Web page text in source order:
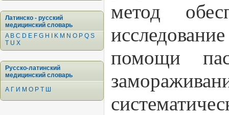
Латинско - русский
медицинский словарь
A B C D E F G H K M N O P Q S
T U X
Русско-латинский
медицинский словарь
А Г И М О Р Т Ш
метод
помощи